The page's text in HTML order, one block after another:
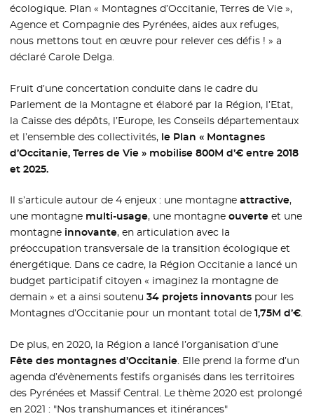
écologique. Plan « Montagnes d’Occitanie, Terres de Vie »,
Agence et Compagnie des Pyrénées, aides aux refuges,
nous mettons tout en œuvre pour relever ces défis ! » a
déclaré Carole Delga.
Fruit d’une concertation conduite dans le cadre du
Parlement de la Montagne et élaboré par la Région, l’Etat,
la Caisse des dépôts, l’Europe, les Conseils départementaux
et l’ensemble des collectivités, le Plan « Montagnes
d’Occitanie, Terres de Vie » mobilise 800M d’€ entre 2018
et 2025.
Il s’articule autour de 4 enjeux : une montagneattractive,
une montagne multi-usage, une montagneouverte et une
montagne innovante, en articulation avec la
préoccupation transversale de la transition écologique et
énergétique. Dans ce cadre, la Région Occitanie a lancé un
budget participatif citoyen « imaginez la montagne de
demain » et a ainsi soutenu34 projets innovants pour les
Montagnes d’Occitanie pour un montant total de1,75M d’€.
De plus, en 2020, la Région a lancé l’organisation d’une
Fête des montagnes d’Occitanie. Elle prend la forme d’un
agenda d’évènements festifs organisés dans les territoires
des Pyrénées et Massif Central. Le thème 2020 est prolongé
en 2021 : "Nos transhumances et itinérances"